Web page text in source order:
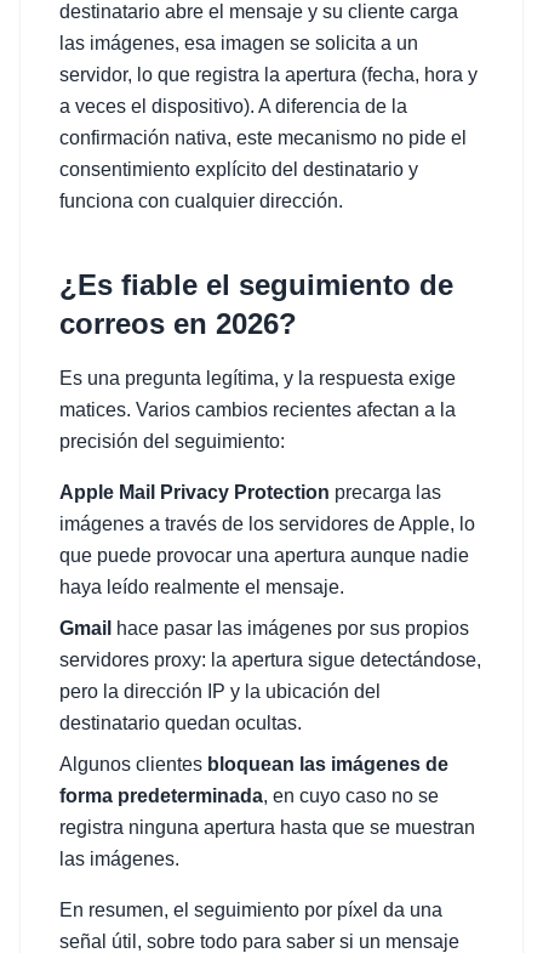
destinatario abre el mensaje y su cliente carga
las imágenes, esa imagen se solicita a un
servidor, lo que registra la apertura (fecha, hora y
a veces el dispositivo). A diferencia de la
confirmación nativa, este mecanismo no pide el
consentimiento explícito del destinatario y
funciona con cualquier dirección.
¿Es fiable el seguimiento de
correos en 2026?
Es una pregunta legítima, y la respuesta exige
matices. Varios cambios recientes afectan a la
precisión del seguimiento:
Apple Mail Privacy Protection precarga las
imágenes a través de los servidores de Apple, lo
que puede provocar una apertura aunque nadie
haya leído realmente el mensaje.
Gmail hace pasar las imágenes por sus propios
servidores proxy: la apertura sigue detectándose,
pero la dirección IP y la ubicación del
destinatario quedan ocultas.
Algunos clientes bloquean las imágenes de
forma predeterminada, en cuyo caso no se
registra ninguna apertura hasta que se muestran
las imágenes.
En resumen, el seguimiento por píxel da una
señal útil, sobre todo para saber si un mensaje